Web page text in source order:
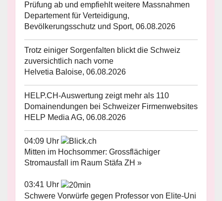
Prüfung ab und empfiehlt weitere Massnahmen
Departement für Verteidigung,
Bevölkerungsschutz und Sport, 06.08.2026
Trotz einiger Sorgenfalten blickt die Schweiz
zuversichtlich nach vorne
Helvetia Baloise, 06.08.2026
HELP.CH-Auswertung zeigt mehr als 110
Domainendungen bei Schweizer Firmenwebsites
HELP Media AG, 06.08.2026
04:09 Uhr
Mitten im Hochsommer: Grossflächiger
Stromausfall im Raum Stäfa ZH »
03:41 Uhr
Schwere Vorwürfe gegen Professor von Elite-Uni